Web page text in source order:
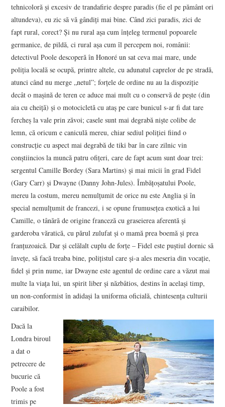
tehnicoloră şi excesiv de trandafirie despre paradis (fie el pe pământ ori
altundeva), eu zic să vă gândiţi mai bine. Când zici paradis, zici de
fapt rural, corect? Şi nu rural aşa cum înţeleg termenul popoarele
germanice, de pildă, ci rural aşa cum îl percepem noi, românii:
detectivul Poole descoperă în Honoré un sat ceva mai mare, unde
poliția locală se ocupă, printre altele, cu adunatul caprelor de pe stradă,
atunci când nu merge „netul”; forțele de ordine nu au la dispoziție
decât o mașină de teren ce aduce mai mult cu o conservă de pește (din
aia cu cheiță) și o motocicletă cu ataș pe care bunicul s-ar fi dat tare
fercheș la vale prin zăvoi; casele sunt mai degrabă niște colibe de
lemn, că oricum e caniculă mereu, chiar sediul poliției fiind o
construcție cu aspect mai degrabă de tiki bar în care zilnic vin
conștiincios la muncă patru ofițeri, care de fapt acum sunt doar trei:
sergentul Camille Bordey (Sara Martins) și mai micii în grad Fidel
(Gary Carr) și Dwayne (Danny John-Jules). Îmbățoșatului Poole,
mereu la costum, mereu nemulțumit de orice nu este Anglia și în
special nemulțumit de francezi, i se opune frumusețea exotică a lui
Camille, o tânără de origine franceză cu graseierea aferentă și
garderoba văratică, cu părul zulufat și o mamă prea boemă și prea
franțuzoaică. Dar și celălalt cuplu de forțe – Fidel este puștiul dornic să
învețe, să facă treaba bine, polițistul care și-a ales meseria din vocație,
fidel și prin nume, iar Dwayne este agentul de ordine care a văzut mai
multe la viața lui, un spirit liber și năzbâtios, destins în același timp,
un non-conformist în adidași la uniforma oficială, chintesența culturii
caraibilor.
Dacă la
Londra biroul
a dat o
petrecere de
bucurie că
Poole a fost
trimis pe